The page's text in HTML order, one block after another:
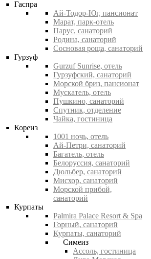
Гаспра
Ай-Тодор-Юг, пансионат
Марат, парк-отель
Парус, санаторий
Родина, санаторий
Сосновая роща, санаторий
Гурзуф
Gurzuf Sunrise, отель
Гурзуфский, санаторий
Морской бриз, пансионат
Мускатель, отель
Пушкино, санаторий
Спутник, отделение
Чайка, гостиница
Кореиз
1001 ночь, отель
Ай-Петри, санаторий
Багатель, отель
Белоруссия, санаторий
Дюльбер, санаторий
Мисхор, санаторий
Морской прибой,
санаторий
Курпаты
Palmira Palace Resort & Spa
Горный, санаторий
Курпаты, санаторий
Симеиз
Ассоль, гостиница